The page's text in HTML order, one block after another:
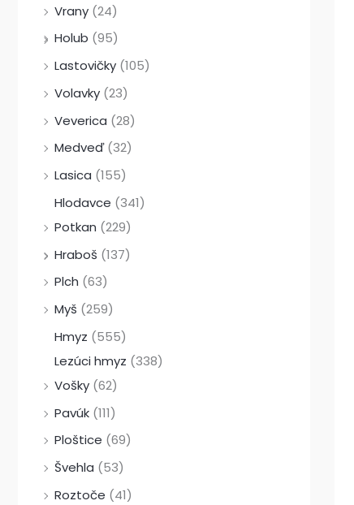
Vrany (24)
Holub (95)
Lastovičky (105)
Volavky (23)
Veverica (28)
Medveď (32)
Lasica (155)
Hlodavce (341)
Potkan (229)
Hraboš (137)
Plch (63)
Myš (259)
Hmyz (555)
Lezúci hmyz (338)
Vošky (62)
Pavúk (111)
Ploštice (69)
Švehla (53)
Roztoče (41)